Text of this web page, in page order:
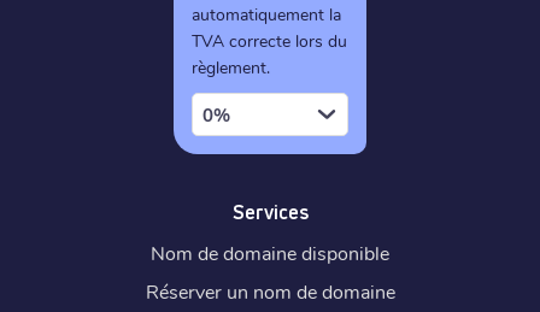
automatiquement la
TVA correcte lors du
règlement.
0%
Services
Nom de domaine disponible
Réserver un nom de domaine